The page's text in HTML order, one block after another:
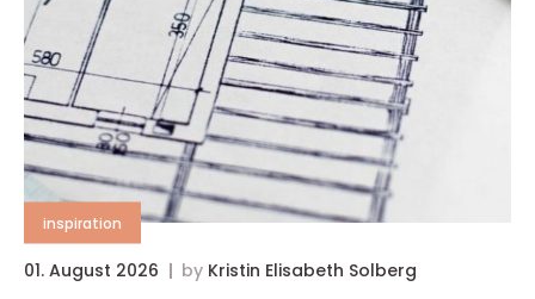
inspiration
01. August 2026 by Kristin Elisabeth Solberg